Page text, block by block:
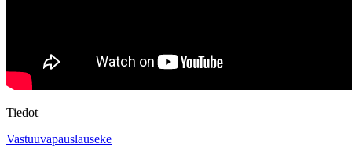
Tiedot
Vastuuvapauslauseke